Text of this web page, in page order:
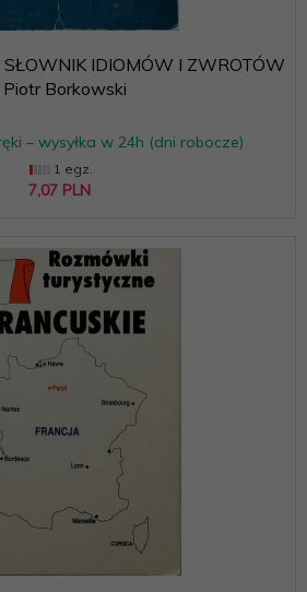
SŁOWNIK IDIOMÓW I ZWROTÓW
Borkowski
– wysyłka w 24h (dni robocze)
1 egz.
7,07 PLN